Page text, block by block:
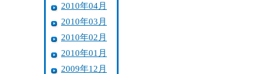
2010年04月
2010年03月
2010年02月
2010年01月
2009年12月